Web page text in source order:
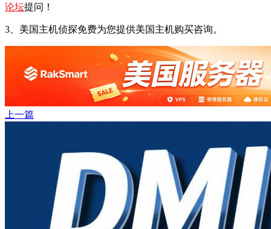
论坛提问！
3、美国主机侦探免费为您提供美国主机购买咨询。
上一篇